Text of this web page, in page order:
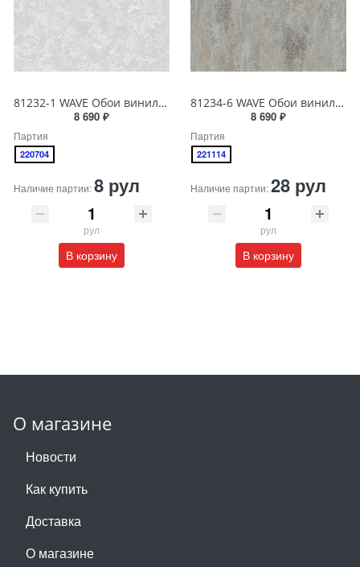
81232-1 WAVE Обои виниловые на бумажной основе 1.06*15.5
8 690 ₽
Партия
220704
Наличие партии:8 рул
рул
В корзину
81234-6 WAVE Обои виниловые на бумажной основе 1.06*15.5
8 690 ₽
Партия
221114
Наличие партии:28 рул
рул
В корзину
О магазине
Новости
Как купить
Доставка
О магазине